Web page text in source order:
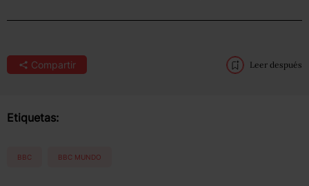
Compartir Leer después
Etiquetas:
BBC BBC MUNDO